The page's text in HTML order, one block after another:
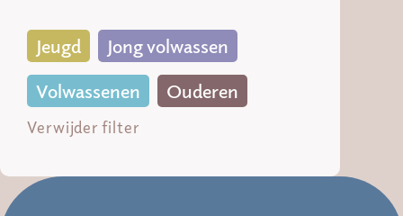
Jeugd
Jong volwassen
Volwassenen
Ouderen
Verwijder filter